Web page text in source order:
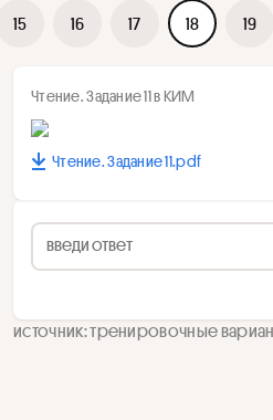
15 16 17 18 19
Чтение. Задание 11 в КИМ
Чтение. Задание 11.pdf
источник: тренировочные